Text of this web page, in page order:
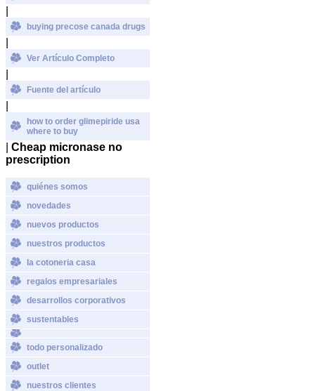
buying precose canada drugs
Ver Artículo Completo
Fuente del artículo
how to order glimepiride usa
where to buy
Cheap micronase no
prescription
quiénes somos
novedades
nuevos productos
nuestros productos
la cotoneria casa
regalos empresariales
desarrollos corporativos
sustentables
todo personalizado
outlet
nuestros clientes